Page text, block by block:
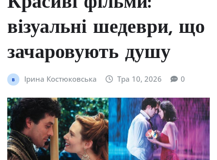
візуальні шедеври, що
зачаровують душу
Ірина Костюковська Тра 10, 2026 0